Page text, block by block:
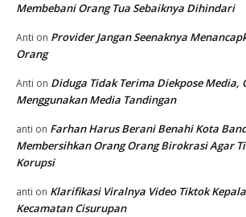
Membebani Orang Tua Sebaiknya Dihindari
Anti on Provider Jangan Seenaknya
Orang
Anti on Diduga Tidak Terima Diekpose Media,
Menggunakan Media Tandingan
anti on Farhan Harus Berani Benahi Kota
Membersihkan Orang Orang Birokrasi Agar
Korupsi
anti on Klarifikasi Viralnya Video Tiktok
Kecamatan Cisurupan